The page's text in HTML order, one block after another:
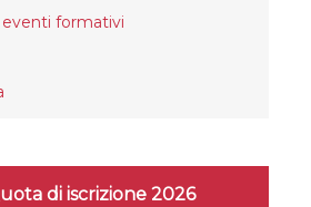
eventi formativi
di iscrizione 2026